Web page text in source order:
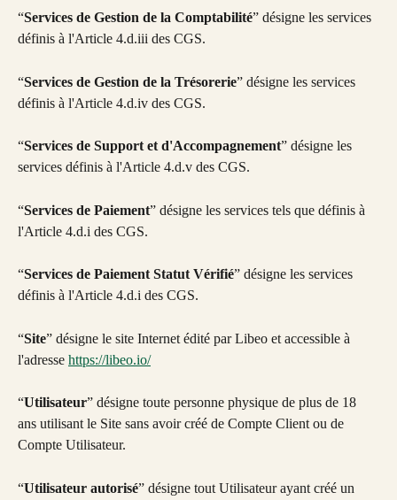
“Services de Gestion de la Comptabilité” désigne les services
définis à l'Article 4.d.iii des CGS.
“Services de Gestion de la Trésorerie” désigne les services
définis à l'Article 4.d.iv des CGS.
“Services de Support et d'Accompagnement” désigne les
services définis à l'Article 4.d.v des CGS.
“Services de Paiement” désigne les services tels que définis à
l'Article 4.d.i des CGS.
“Services de Paiement Statut Vérifié” désigne les services
définis à l'Article 4.d.i des CGS.
“Site” désigne le site Internet édité par Libeo et accessible à
l'adresse https://libeo.io/
“Utilisateur” désigne toute personne physique de plus de 18
ans utilisant le Site sans avoir créé de Compte Client ou de
Compte Utilisateur.
“Utilisateur autorisé” désigne tout Utilisateur ayant créé un